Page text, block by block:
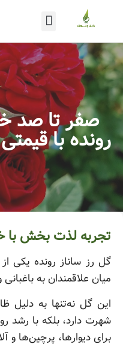
صفر تا صد
رونده با
تجربه لذت بخش با
گل رز ساناز رونده یکی
میان علاقمندان به
این گل نه‌تنها به دلیل
شهرت دارد، بلکه با رشد
برای دیوارها، پرچین‌ها و